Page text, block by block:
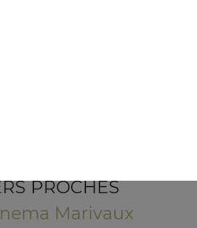
PROCHES
Marivaux